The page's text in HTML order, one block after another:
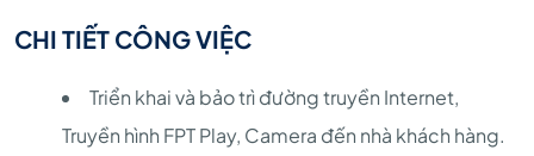
CHI TIẾT CÔNG VIỆC
Triển khai và bảo trì đường truyền Internet,
Truyền hình FPT Play, Camera đến nhà khách hàng.